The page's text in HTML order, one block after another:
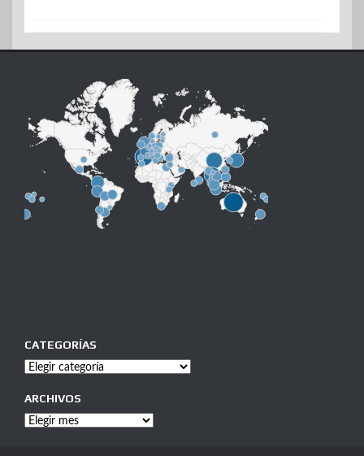
CATEGORÍAS
Categorías
ARCHIVOS
Archivos